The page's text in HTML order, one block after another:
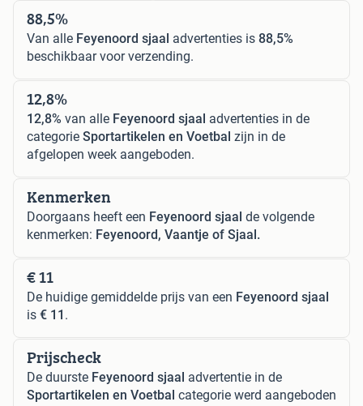
88,5%
Van alle Feyenoord sjaal advertenties is 88,5%
beschikbaar voor verzending.
12,8%
12,8% van alle Feyenoord sjaal advertenties in de
categorie Sportartikelen en Voetbal zijn in de
afgelopen week aangeboden.
Kenmerken
Doorgaans heeft een Feyenoord sjaal de volgende
kenmerken: Feyenoord, Vaantje of Sjaal.
€ 11
De huidige gemiddelde prijs van een Feyenoord sjaal
is € 11 .
Prijscheck
De duurste Feyenoord sjaal advertentie in de
Sportartikelen en Voetbal categorie werd aangeboden